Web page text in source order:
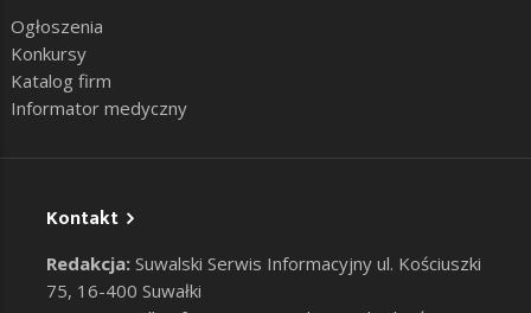
Ogłoszenia
Konkursy
Katalog firm
Informator medyczny
Kontakt
Redakcja: Suwalski Serwis Informacyjny ul. Kościuszki
75, 16-400 Suwałki